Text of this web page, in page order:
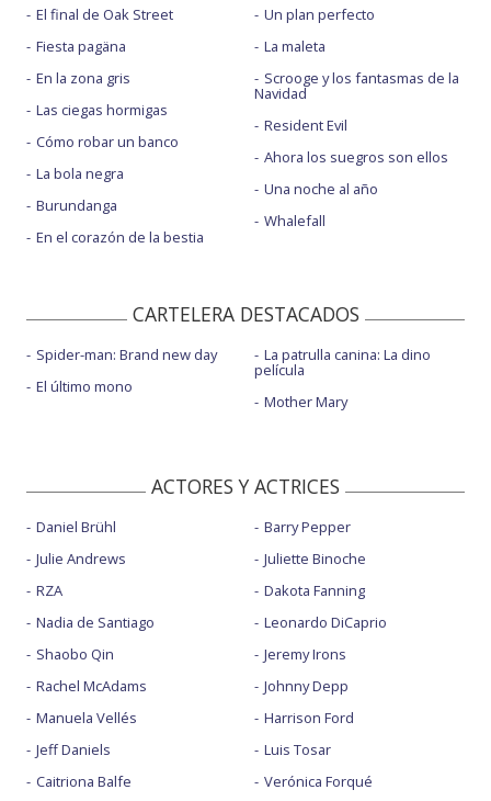
El final de Oak Street
Fiesta pagäna
En la zona gris
Las ciegas hormigas
Cómo robar un banco
La bola negra
Burundanga
En el corazón de la bestia
Un plan perfecto
La maleta
Scrooge y los fantasmas de la
Navidad
Resident Evil
Ahora los suegros son ellos
Una noche al año
Whalefall
CARTELERA DESTACADOS
Spider-man: Brand new day
El último mono
La patrulla canina: La dino
película
Mother Mary
ACTORES Y ACTRICES
Daniel Brühl
Julie Andrews
RZA
Nadia de Santiago
Shaobo Qin
Rachel McAdams
Manuela Vellés
Jeff Daniels
Caitriona Balfe
Barry Pepper
Juliette Binoche
Dakota Fanning
Leonardo DiCaprio
Jeremy Irons
Johnny Depp
Harrison Ford
Luis Tosar
Verónica Forqué